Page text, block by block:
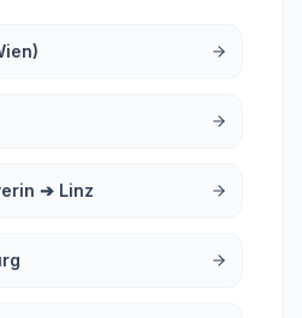
➔ Linz